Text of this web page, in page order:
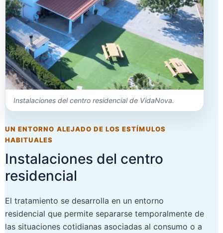
Instalaciones del centro residencial de VidaNova.
UN ENTORNO ALEJADO DE LOS ESTÍMULOS
HABITUALES
Instalaciones del centro
residencial
El tratamiento se desarrolla en un entorno
residencial que permite separarse temporalmente de
las situaciones cotidianas asociadas al consumo o a